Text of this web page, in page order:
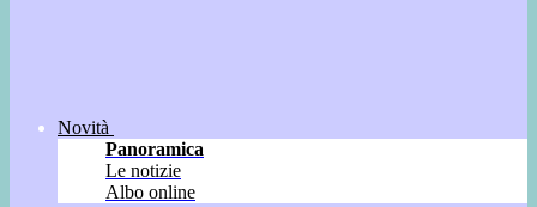
Novità
Panoramica
Le notizie
Albo online